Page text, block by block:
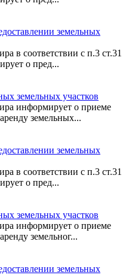
земельных
в соответствии с п.3 ст.31
о пред...
земельных участков
информирует о приеме
земельных...
земельных
в соответствии с п.3 ст.31
о пред...
земельных участков
информирует о приеме
земельног...
земельных